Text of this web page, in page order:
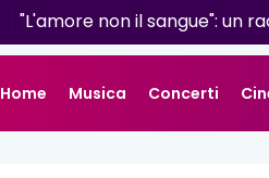
"L'amore non il sangue": un
determinazione firmato da
Home Musica Concerti